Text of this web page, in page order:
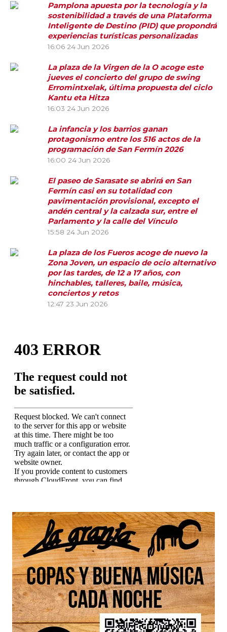
Pamplona apuesta por la tecnología y la
sostenibilidad a través de una Plataforma
Inteligente de Destino (PID) que propondrá
experiencias turísticas personalizadas
16:06 24 Jun 2026
La plaza de la Virgen de la O acoge este
jueves el concierto del grupo de swing
Erromintxelak, última propuesta del ciclo
Kantu eta Hitza
16:03 24 Jun 2026
La infancia y los barrios ganan
protagonismo entre los 516 actos de la
programación de San Fermín 2026
16:00 24 Jun 2026
El paseo de Sarasate se abrirá en San
Fermín casi en su totalidad con
pavimentación provisional, excepto el
andén central y la calzada sur, entre el
Parlamento y la calle del Vínculo
15:58 24 Jun 2026
La plaza de los Fueros acoge de nuevo la
Zona Joven, un espacio de ocio alternativo
por las tardes, de 12 a 17 años, con
hinchables, talleres, baile, música,
conciertos y retos
12:47 23 Jun 2026